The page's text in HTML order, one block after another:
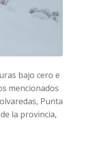
bajo cero e
mencionados
Punta
la provincia,